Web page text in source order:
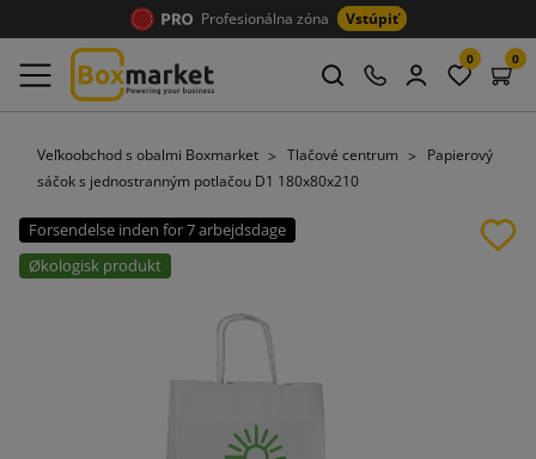
Profesionálna zóna Vstúpiť
0 0
Veľkoobchod s obalmi Boxmarket Tlačové centrum
Papierový
sáčok s jednostranným potlačou D1 180x80x210
Forsendelse inden for 7 arbejdsdage
Økologisk produkt